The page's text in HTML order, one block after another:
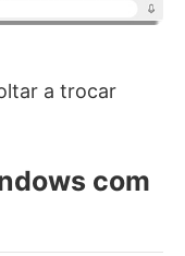
a trocar
com